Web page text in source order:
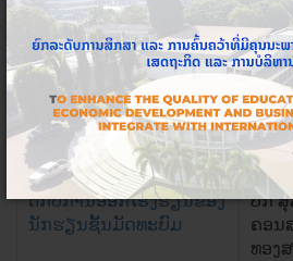
ສຶກສາເຖິງທັດສະນະຄະຕິຕໍ່
ການໃຊ້ບໍລິການໂຮງຫມໍຂອງ
ບຸກຄົນ
ສອນ
ວິພາ
ວັນ ,
ວັນພົ
ສຶກສາປັດໄຈທີ່ສົ່ງຜົນກະທົບ
ຕໍ່ກັບການອອກໂຮງຮຽນຂອງ
ນັກຮຽນຊັ້ນມັດທະຍົມ
ປັກ
ຄອນ
ທອງ